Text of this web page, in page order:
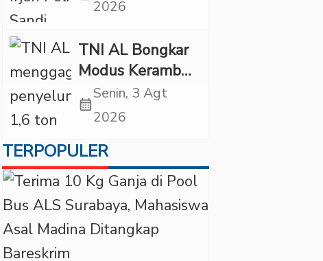
Tindakan Tegas
2026
TNI AL Bongkar
Modus Keramba
Apung, 1,6 Ton
Pasir Timah
Diselundupkan
calendar_month
Senin, 3 Agt
2026
TERPOPULER